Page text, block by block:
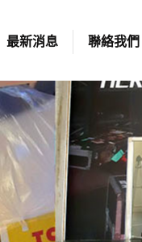
最新消息 聯絡我們